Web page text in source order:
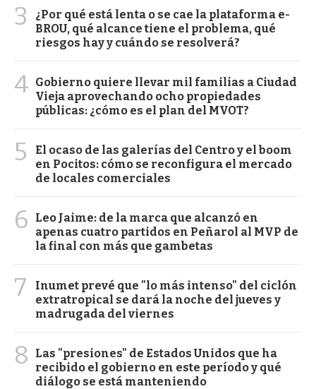
3
¿Por qué está lenta o se cae la plataforma e-
BROU, qué alcance tiene el problema, qué
riesgos hay y cuándo se resolverá?
4 Gobierno quiere llevar mil familias a Ciudad
Vieja aprovechando ocho propiedades
públicas: ¿cómo es el plan del MVOT?
5
El ocaso de las galerías del Centro y el boom
en Pocitos: cómo se reconfigura el mercado
de locales comerciales
6
Leo Jaime: de la marca que alcanzó en
apenas cuatro partidos en Peñarol al MVP de
la final con más que gambetas
7
Inumet prevé que "lo más intenso" del ciclón
extratropical se dará la noche del jueves y
madrugada del viernes
8
Las "presiones" de Estados Unidos que ha
recibido el gobierno en este período y qué
diálogo se está manteniendo